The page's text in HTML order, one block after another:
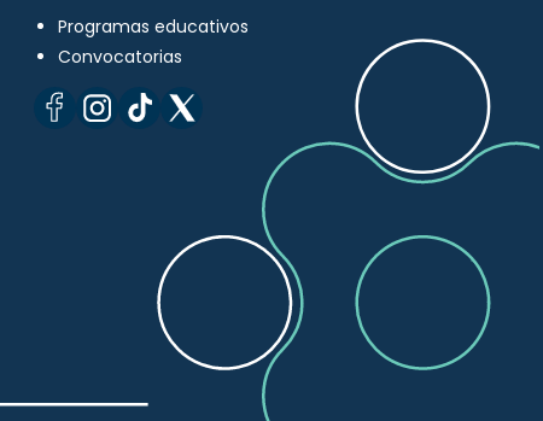
Programas educativos
Convocatorias